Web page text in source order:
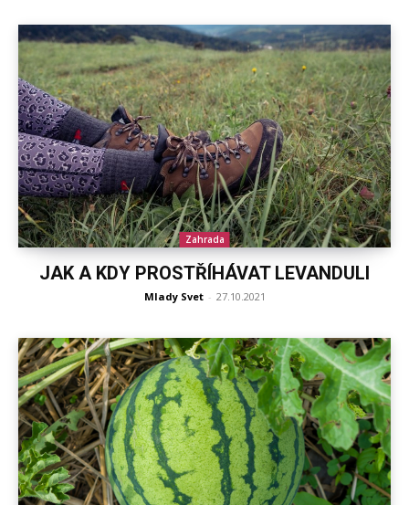
Zahrada
JAK A KDY PROSTŘÍHÁVAT LEVANDULI
Mlady Svet - 27.10.2021